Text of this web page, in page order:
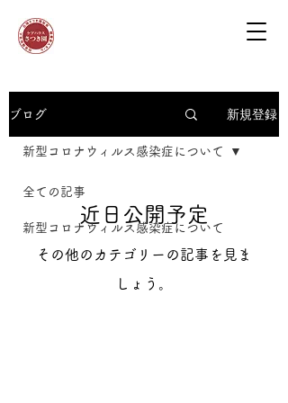
ブログ 新規登録
全ての記事
新型コロナウィルス感染症について
新型コロナウィルス感染症について
近日公開予定
その他のカテゴリーの記事を見ま
しょう。